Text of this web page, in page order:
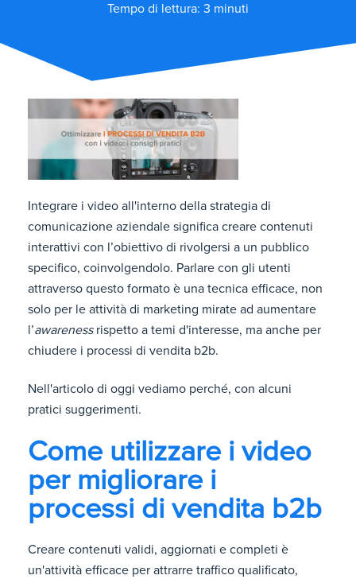
Tempo di lettura: 3 minuti
Integrare i video all'interno della strategia di
comunicazione aziendale significa creare contenuti
interattivi con l’obiettivo di rivolgersi a un pubblico
specifico, coinvolgendolo. Parlare con gli utenti
attraverso questo formato è una tecnica efficace, non
solo per le attività di marketing mirate ad aumentare
l’awareness rispetto a temi d'interesse, ma anche per
chiudere i processi di vendita b2b.
Nell'articolo di oggi vediamo perché, con alcuni
pratici suggerimenti.
Come utilizzare i video
per migliorare i
processi di vendita b2b
Creare contenuti validi, aggiornati e completi è
un'attività efficace per attrarre traffico qualificato,